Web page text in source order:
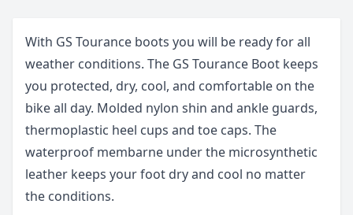
With GS Tourance boots you will be ready for all
weather conditions. The GS Tourance Boot keeps
you protected, dry, cool, and comfortable on the
bike all day. Molded nylon shin and ankle guards,
thermoplastic heel cups and toe caps. The
waterproof membarne under the microsynthetic
leather keeps your foot dry and cool no matter
the conditions.